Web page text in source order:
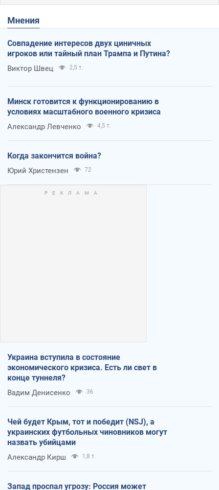
Мнения
Совпадение интересов двух циничных
игроков или тайный план Трампа и Путина?
Виктор Швец 2,5 т.
Минск готовится к функционированию в
условиях масштабного военного кризиса
Александр Левченко 4,5 т.
Когда закончится война?
Юрий Христензен 72
Украина вступила в состояние
экономического кризиса. Есть ли свет в
конце туннеля?
Вадим Денисенко 36
Чей будет Крым, тот и победит (NSJ), а
украинских футбольных чиновников могут
назвать убийцами
Александр Кирш 1,8 т.
Запад проспал угрозу: Россия может